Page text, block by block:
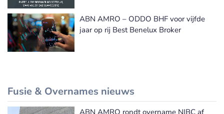
ABN AMRO – ODDO BHF voor vijfde
jaar op rij Best Benelux Broker
Fusie & Overnames nieuws